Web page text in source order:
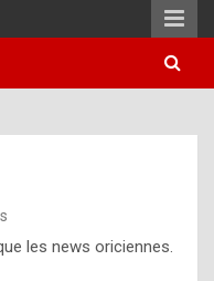
les news oriciennes.